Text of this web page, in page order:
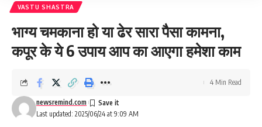
VASTU SHASTRA
भाग्य चमकाना हो या ढेर सारा पैसा कामना,
कपूर के ये 6 उपाय आप का आएगा हमेशा काम
Last updated: 2025/06/24 at 9:09 AM
newsremind.com
4 Min Read